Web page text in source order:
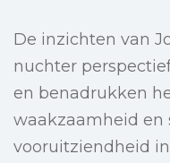
De inzichten van
nuchter
en benadrukken
waakzaamheid en
vooruitziendheid